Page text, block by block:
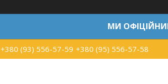
МИ
+380 (93) 556-57-59 +380 (95) 556-57-58